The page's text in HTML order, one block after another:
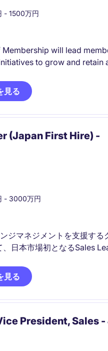
- 1500万円
will lead
to grow and retain
This role will focus on
experience and driving
見る
(Japan First Hire) -
- 3000万円
ジマネジメントを支援する
、日本市場初となるSales
く担当し、日本事業の成長
です。
見る
President, Sales -